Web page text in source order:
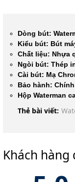
Dòng bút:
Kiểu bút: Bút
Chất liệu: Nhựa
Ngòi bút: Thép
Cài bút: Mạ
Bảo hành:
Hộp Waterman
Thẻ bài viết:
Khách hàng